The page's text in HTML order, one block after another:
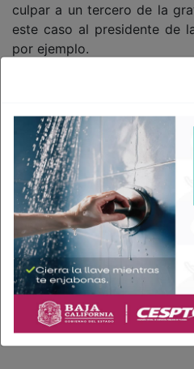
culpar a un tercero de la
este caso al presidente de
por ejemplo.
Twitter:@victorespinoza_
Página WEB;
www.colef.mx/
Esta columna no refleja
Fronteriza de Noticias,
punto de vista y libre